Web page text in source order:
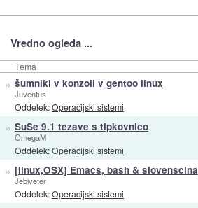
Vredno ogleda ...
Tema
» šumniki v konzoli v gentoo linux
Juventus
Oddelek:Operacijski sistemi
» SuSe 9.1 tezave s tipkovnico
OmegaM
Oddelek:Operacijski sistemi
» [linux,OSX] Emacs, bash & slovenscina
Jebiveter
Oddelek:Operacijski sistemi